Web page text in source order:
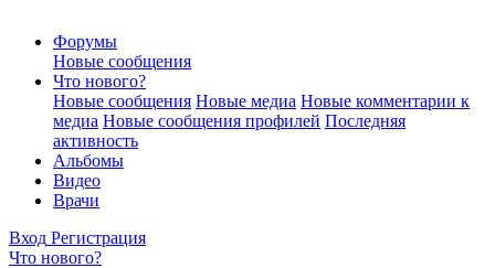
Форумы
Новые сообщения
Что нового?
Новые сообщения Новые медиа Новые комментарии к
медиа Новые сообщения профилей Последняя
активность
Альбомы
Видео
Врачи
Вход Регистрация
Что нового?